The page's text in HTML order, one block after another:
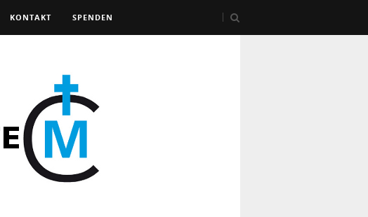
KONTAKT SPENDEN